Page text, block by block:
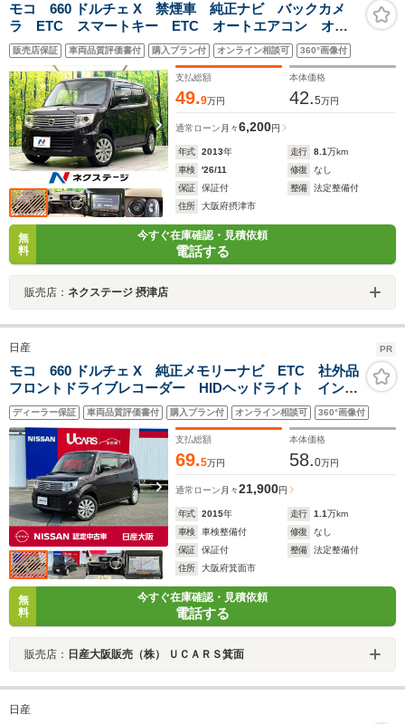
モコ 660 ドルチェ X 禁煙車 純正ナビ バックカメ
ラ ETC スマートキー ETC オートエアコン オー
トライト BLUETOOTH 純正14インチアルミホイー
ル HIDヘッドライト アイドリングストップ レザー調
シート
販売店保証 車両品質評価書付 購入プラン付 オンライン相談可 360°画像付
支払総額
49.9万円
本体価格
42.5万円
通常ローン 月々6,200円
年式 2013年 走行 8.1万km
車検
'26/11 修復
なし
保証
保証付 整備
法定整備付
住所
大阪府摂津市
無
料
今すぐ在庫確認・見積依頼
電話する
販売店： ネクステージ 摂津店
日産 PR
モコ 660 ドルチェ X 純正メモリーナビ ETC 社外品
フロントドライブレコーダー HIDヘッドライト インテ
リジェントキー
ディーラー保証 車両品質評価書付 購入プラン付 オンライン相談可 360°画像付
支払総額
69.5万円
本体価格
58.0万円
通常ローン 月々21,900円
年式 2015年 走行 1.1万km
車検
車検整備付 修復
なし
保証
保証付 整備
法定整備付
住所
大阪府箕面市
無
料
今すぐ在庫確認・見積依頼
電話する
販売店： 日産大阪販売（株） ＵＣＡＲＳ箕面
日産